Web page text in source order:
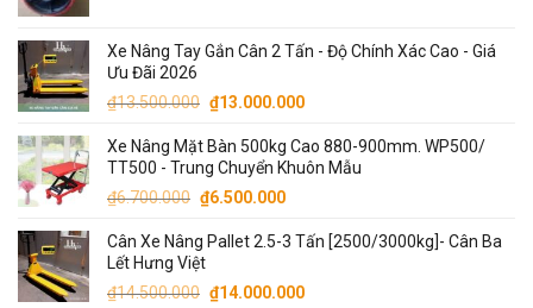
Xe Nâng Tay Gắn Cân 2 Tấn - Độ Chính Xác Cao - Giá
Ưu Đãi 2026
₫13.500.000 Giá
là:
₫13.500.000.
₫13.000.000Giá
tại
là:
Xe Nâng Mặt Bàn 500kg Cao 880-900mm. WP500/
TT500 - Trung Chuyển Khuôn Mẫu
₫6.700.000 Giá
là:
₫6.700.000.
₫6.500.000Giá
tại
₫6.500.000.
Cân Xe Nâng Pallet 2.5-3 Tấn [2500/3000kg]- Cân Ba
Lết Hưng Việt
₫14.500.000 Giá
₫14.000.000Giá